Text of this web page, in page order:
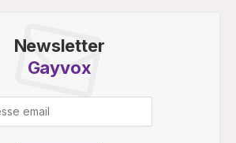
Newsletter
Gayvox